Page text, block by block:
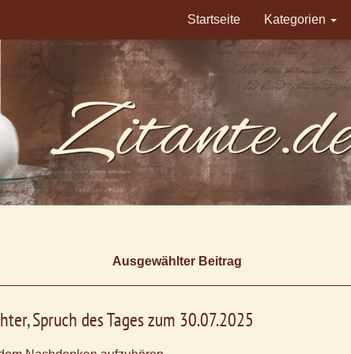
Startseite Kategorien
Ausgewählter Beitrag
Spruch des Tages zum 30.07.2025